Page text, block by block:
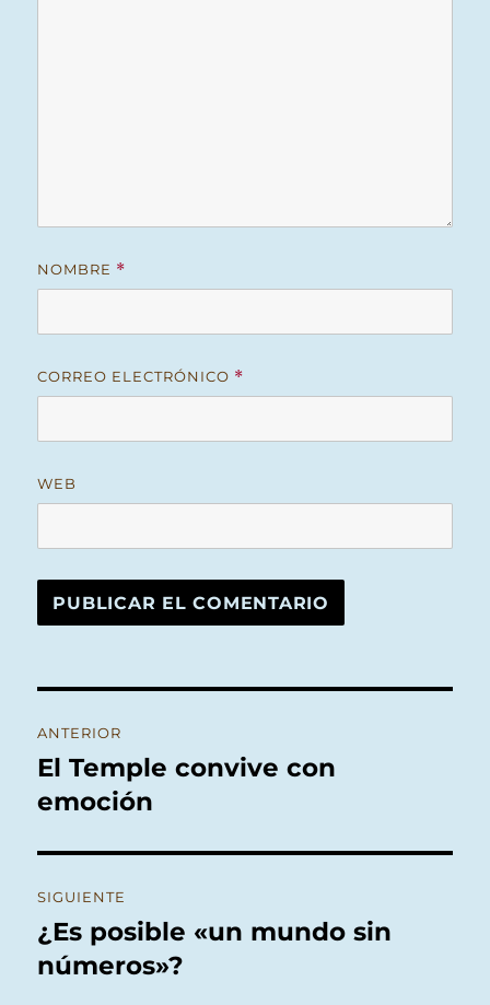
NOMBRE *
CORREO ELECTRÓNICO *
WEB
de
entradas
ANTERIOR
Entrada
anterior:
El Temple convive con
emoción
SIGUIENTE
Entrada
siguiente:
¿Es posible «un mundo sin
números»?